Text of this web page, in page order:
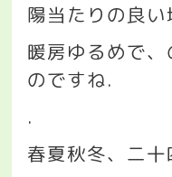
陽当たりの良い
暖房ゆるめで
のですね.
.
春夏秋冬、二